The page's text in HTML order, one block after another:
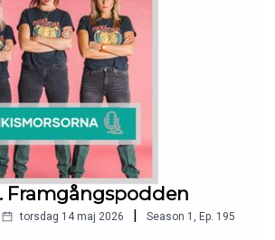
Framgångspodden
torsdag 14 maj 2026 Season 1 , Ep. 195